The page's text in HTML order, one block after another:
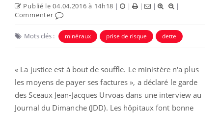
Publié le 04.04.2016 à 14h18 | | | |
|
Commenter
Mots clés : minéraux prise de risque dette
« La justice est à bout de souffle. Le ministère n'a plus
les moyens de payer ses factures », a déclaré le garde
des Sceaux Jean-Jacques Urvoas dans une interview au
Journal du Dimanche (JDD). Les hôpitaux font bonne